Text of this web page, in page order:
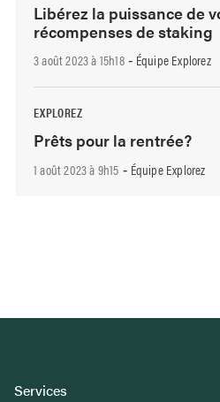
Libérez la puissance de
récompenses de staking
3 août 2023 à 15h18- Équipe Explorez
EXPLOREZ
Prêts pour la rentrée?
1 août 2023 à 9h15 - Équipe Explorez
Services